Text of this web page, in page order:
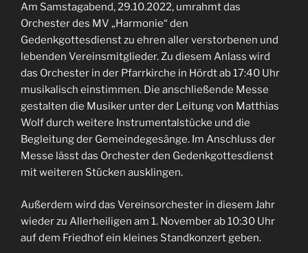
Am Samstagabend, 29.10.2022, umrahmt das
Orchester des MV „Harmonie“ den
Gedenkgottesdienst zu ehren aller verstorbenen und
lebenden Vereinsmitglieder. Zu diesem Anlass wird
das Orchester in der Pfarrkirche in Hördt ab 17:40 Uhr
musikalisch einstimmen. Die anschließende Messe
gestalten die Musiker unter der Leitung von Matthias
Wolf durch weitere Instrumentalstücke und die
Begleitung der Gemeindegesänge. Im Anschluss der
Messe lässt das Orchester den Gedenkgottesdienst
mit weiteren Stücken ausklingen.
Außerdem wird das Vereinsorchester in diesem Jahr
wieder zu Allerheiligen am 1. November ab 10:30 Uhr
auf dem Friedhof ein kleines Standkonzert geben.